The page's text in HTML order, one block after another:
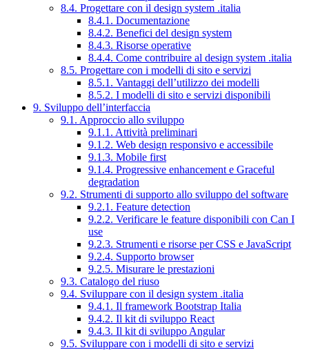
8.4. Progettare con il design system .italia
8.4.1. Documentazione
8.4.2. Benefici del design system
8.4.3. Risorse operative
8.4.4. Come contribuire al design system .italia
8.5. Progettare con i modelli di sito e servizi
8.5.1. Vantaggi dell’utilizzo dei modelli
8.5.2. I modelli di sito e servizi disponibili
9. Sviluppo dell’interfaccia
9.1. Approccio allo sviluppo
9.1.1. Attività preliminari
9.1.2. Web design responsivo e accessibile
9.1.3. Mobile first
9.1.4. Progressive enhancement e Graceful
degradation
9.2. Strumenti di supporto allo sviluppo del software
9.2.1. Feature detection
9.2.2. Verificare le feature disponibili con Can I
use
9.2.3. Strumenti e risorse per CSS e JavaScript
9.2.4. Supporto browser
9.2.5. Misurare le prestazioni
9.3. Catalogo del riuso
9.4. Sviluppare con il design system .italia
9.4.1. Il framework Bootstrap Italia
9.4.2. Il kit di sviluppo React
9.4.3. Il kit di sviluppo Angular
9.5. Sviluppare con i modelli di sito e servizi